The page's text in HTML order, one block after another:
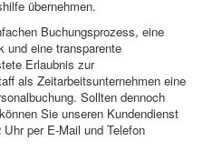
übernehmen.
Buchungsprozess, eine
und eine transparente
Erlaubnis zur
als Zeitarbeitsunternehmen eine
Sollten dennoch
Sie unseren Kundendienst
per E-Mail und Telefon